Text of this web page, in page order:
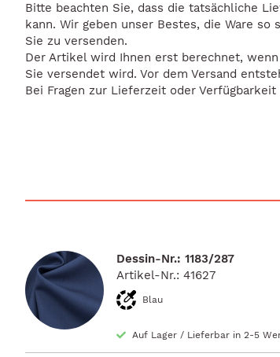
Bitte beachten Sie, dass die tatsächliche
kann. Wir geben unser Bestes, die Ware
Sie zu versenden.
Der Artikel wird Ihnen erst berechnet,
Sie versendet wird. Vor dem Versand
Bei Fragen zur Lieferzeit oder
Dessin-Nr.: 1183/287
Artikel-Nr.: 41627
Blau
Auf Lager / Lieferbar in 2-5